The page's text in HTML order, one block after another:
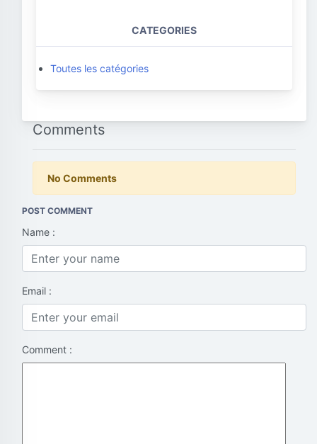
CATEGORIES
Toutes les catégories
Comments
No Comments
POST COMMENT
Name :
Email :
Comment :